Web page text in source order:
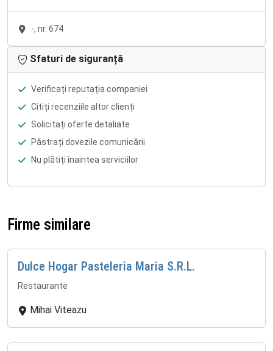
-, nr. 674
Sfaturi de siguranță
Verificați reputația companiei
Citiți recenziile altor clienți
Solicitați oferte detaliate
Păstrați dovezile comunicării
Nu plătiți înaintea serviciilor
Firme similare
Dulce Hogar Pasteleria Maria S.R.L.
Restaurante
Mihai Viteazu